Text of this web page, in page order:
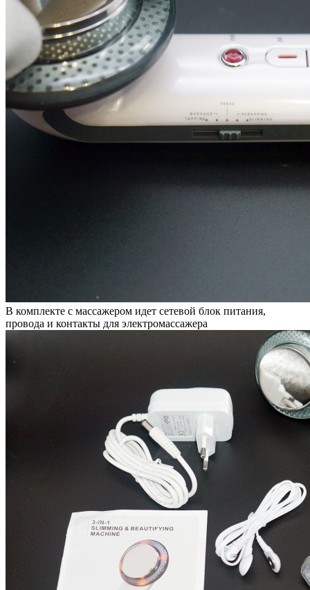
В комплекте с массажером идет сетевой блок питания,
провода и контакты для электромассажера